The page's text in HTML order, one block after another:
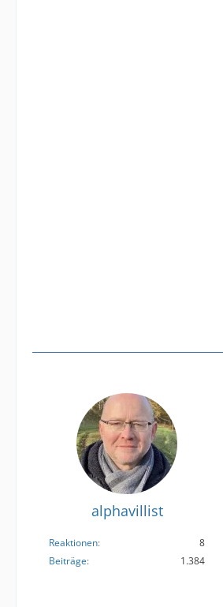
alphavillist
Reaktionen
8
Beiträge
1.384